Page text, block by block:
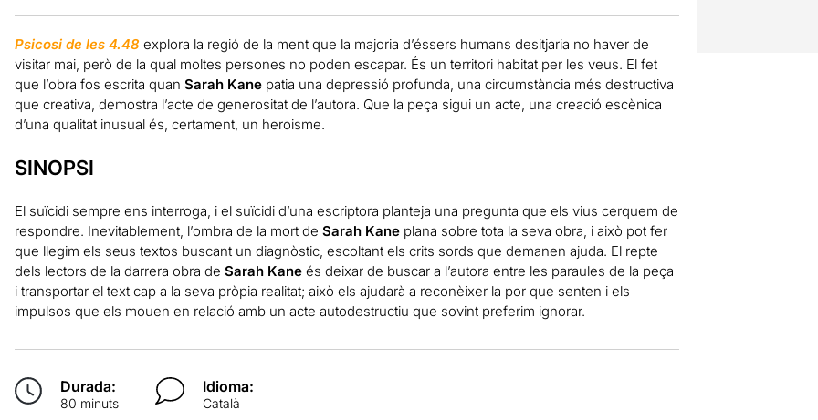
Psicosi de les 4.48 explora la regió de la ment que la majoria d’éssers humans desitjaria no haver de
visitar mai, però de la qual moltes persones no poden escapar. És un territori habitat per les veus. El fet
que l’obra fos escrita quan Sarah Kanepatia una depressió profunda, una circumstància més destructiva
que creativa, demostra l’acte de generositat de l’autora. Que la peça sigui un acte, una creació escènica
d’una qualitat inusual és, certament, un heroisme.
SINOPSI
El suïcidi sempre ens interroga, i el suïcidi d’una escriptora planteja una pregunta que els vius cerquem de
respondre. Inevitablement, l’ombra de la mort de Sarah Kaneplana sobre tota la seva obra, i això pot fer
que llegim els seus textos buscant un diagnòstic, escoltant els crits sords que demanen ajuda. El repte
dels lectors de la darrera obra de Sarah Kaneés deixar de buscar a l’autora entre les paraules de la peça
i transportar el text cap a la seva pròpia realitat; això els ajudarà a reconèixer la por que senten i els
impulsos que els mouen en relació amb un acte autodestructiu que sovint preferim ignorar.
Durada:
80 minuts
Idioma:
Català